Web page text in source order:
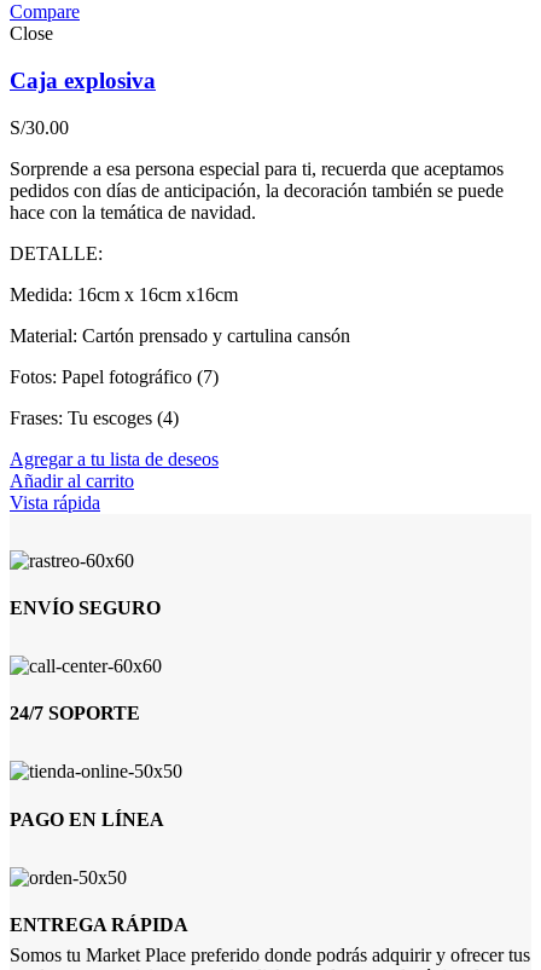
Compare
Close
Caja explosiva
S/30.00
Sorprende a esa persona especial para ti, recuerda que aceptamos
pedidos con días de anticipación, la decoración también se puede
hace con la temática de navidad.
DETALLE:
Medida: 16cm x 16cm x16cm
Material: Cartón prensado y cartulina cansón
Fotos: Papel fotográfico (7)
Frases: Tu escoges (4)
Agregar a tu lista de deseos
Añadir al carrito
Vista rápida
ENVÍO SEGURO
24/7 SOPORTE
PAGO EN LÍNEA
ENTREGA RÁPIDA
Somos tu Market Place preferido donde podrás adquirir y ofrecer tus